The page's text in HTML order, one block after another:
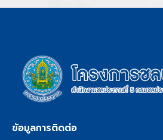
ข้อมูลการติดต่อ